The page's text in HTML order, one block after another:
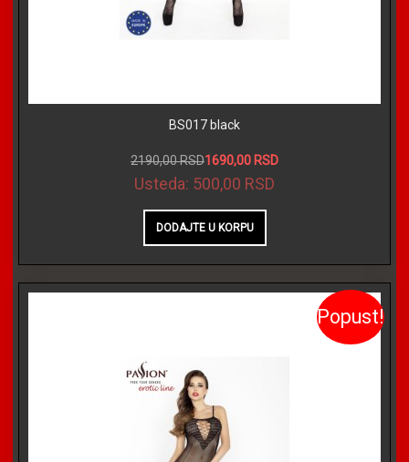
BS017 black
2190,00 RSD1690,00 RSD
Usteda: 500,00 RSD
Popust!